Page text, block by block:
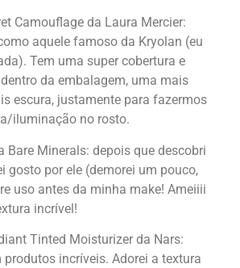
Camouflage da Laura Mercier:
aquele famoso da Kryolan (eu
Tem uma super cobertura e
da embalagem, uma mais
escura, justamente para fazermos
iluminação no rosto.
Bare Minerals: depois que descobri
gosto por ele (demorei um pouco,
uso antes da minha make! Ameiiii
incrível!
Tinted Moisturizer da Nars:
produtos incríveis. Adorei a textura